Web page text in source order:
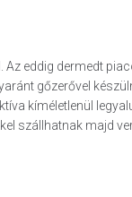
eddig dermedt
gőzerővel
kíméletlenül
szállhatnak majd